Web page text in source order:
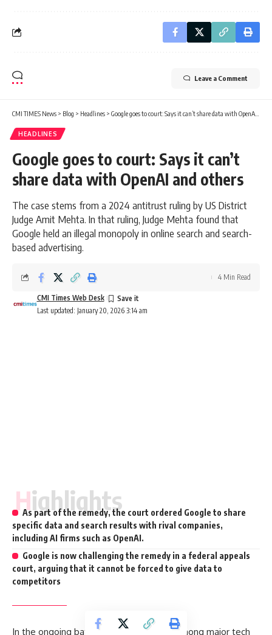
Leave a Comment
CMI TIMES News > Blog > Headlines > Google goes to court: Says it can’t share data with OpenAI and others
HEADLINES
Google goes to court: Says it can’t
share data with OpenAI and others
The case stems from a 2024 antitrust ruling by US District
Judge Amit Mehta. In that ruling, Judge Mehta found that
Google held an illegal monopoly in online search and search-
based advertising.
Last updated: January 20, 2026 3:14 am
CMI Times Web Desk
4 Min Read
Highlights
As part of the remedy, the court ordered Google to share
specific data and search results with rival companies,
including AI firms such as OpenAI.
Google is now challenging the remedy in a federal appeals
court, arguing that it cannot be forced to give data to
competitors
In the ongoing battle over competition among major tech